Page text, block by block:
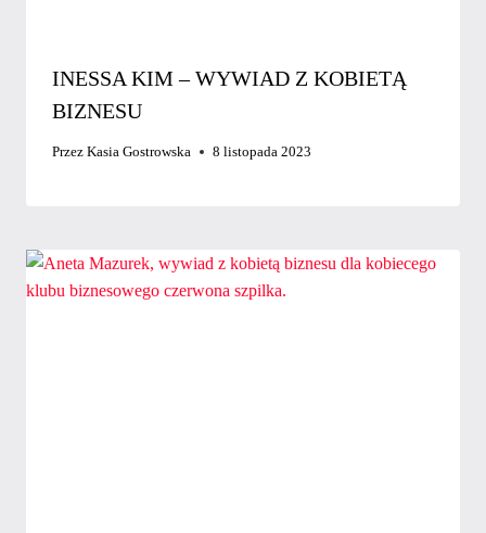
INESSA KIM – WYWIAD Z KOBIETĄ
BIZNESU
Przez Kasia Gostrowska 8 listopada 2023